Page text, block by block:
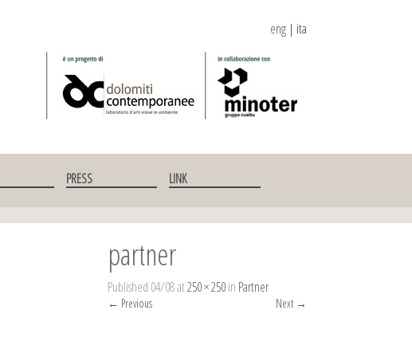
eng | ita
PRESS LINK
partner
Published 04/08at250 × 250in Partner
← Previous Next →